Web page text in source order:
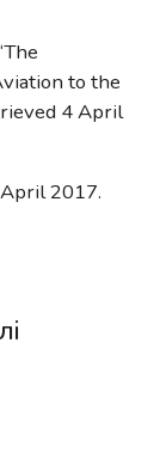
to the
4 April
April 2017.